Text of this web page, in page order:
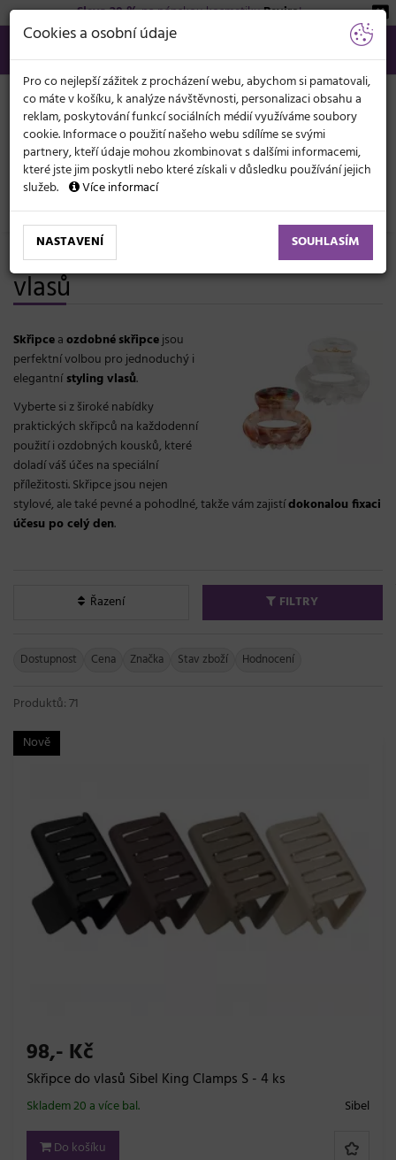
Sleva 20 %na pánskou kosmetikuBeviro!
566 440 099
info@svetkadernictvi.cz
Po−pá: 8−17
Vše o nákupu Kč
KATEGORIE
MENU
Doplňky do vlasů Skřipce
Skřipce a ozdobné skřipce do
vlasů
Skřipceaozdobnéskřipcejsou
perfektní volbou pro jednoduchý i
elegantnístyling vlasů.
Vyberte si z široké nabídky
praktických skřipců na každodenní
použití i ozdobných kousků, které
doladí váš účes na speciální
příležitosti. Skřipce jsou nejen
stylové, ale také pevné a pohodlné, takže vám zajistídokonalou fixaci
účesu po celý den.
Řazení FILTRY
Dostupnost Cena Značka Stav zboží Hodnocení
Produktů: 71
Nově
98,- Kč
Skřipce do vlasů Sibel King Clamps S - 4 ks
Sibel
Skladem 20 a více bal.
Do košíku
Cookies a osobní údaje
Pro co nejlepší zážitek z procházení webu, abychom si pamatovali,
co máte v košíku, k analýze návštěvnosti, personalizaci obsahu a
reklam, poskytování funkcí sociálních médií využíváme soubory
cookie. Informace o použití našeho webu sdílíme se svými
partnery, kteří údaje mohou zkombinovat s dalšími informacemi,
které jste jim poskytli nebo které získali v důsledku používání jejich
služeb.
Více informací
NASTAVENÍ SOUHLASÍM